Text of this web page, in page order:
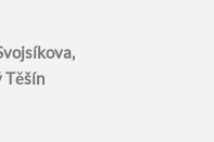
Těšín